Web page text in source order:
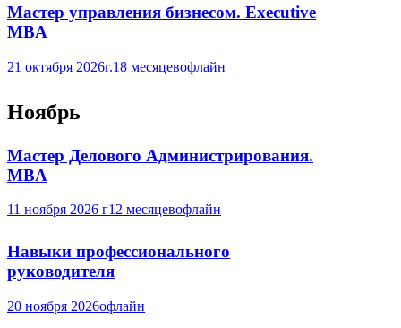
Мастер управления бизнесом. Executive
MBA
21 октября 2026г.18 месяцевофлайн
Ноябрь
Мастер Делового Администрирования.
MBA
11 ноября 2026 г12 месяцевофлайн
Навыки профессионального
руководителя
20 ноября 2026офлайн